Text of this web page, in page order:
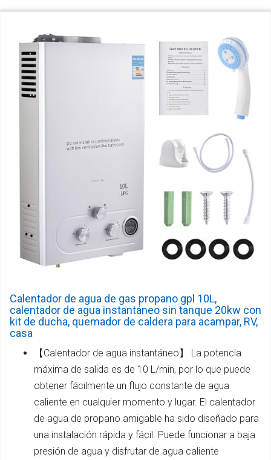
Calentador de agua de gas propano gpl 10L,
calentador de agua instantáneo sin tanque 20kw con
kit de ducha, quemador de caldera para acampar, RV,
casa
【Calentador de agua instantáneo】 La potencia
máxima de salida es de 10 L/min, por lo que puede
obtener fácilmente un flujo constante de agua
caliente en cualquier momento y lugar. El calentador
de agua de propano amigable ha sido diseñado para
una instalación rápida y fácil. Puede funcionar a baja
presión de agua y disfrutar de agua caliente